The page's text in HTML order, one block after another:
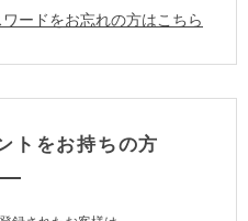
ードをお忘れの方はこちら
トをお持ちの方